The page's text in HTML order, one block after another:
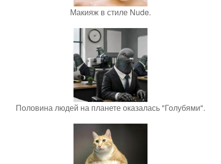
Макияж в стиле Nude.
Половина людей на планете оказалась "Голубями".